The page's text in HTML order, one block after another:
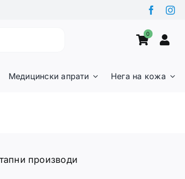
0
Медицински апрати Нега на кожа
производи